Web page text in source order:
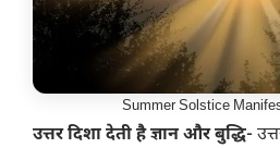
Summer Solstice
उत्तर दिशा देती है ज्ञान और बुद्धि-